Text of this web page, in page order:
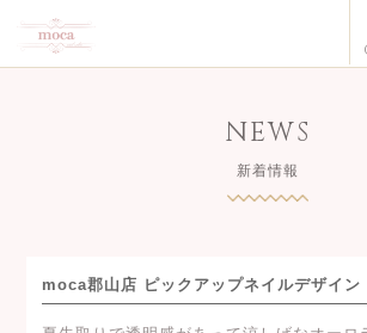
NEWS
新着情報
moca郡山店 ピックアップネイルデザイン